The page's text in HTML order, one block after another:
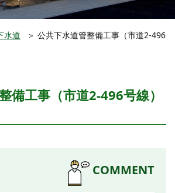
水道 ＞ 公共下水道管整備工事（市道2-496
備工事（市道2-496号線）
COMMENT